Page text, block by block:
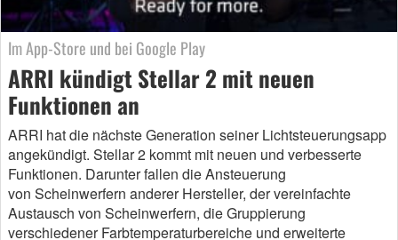
Im App-Store und bei Google Play
ARRI kündigt Stellar 2 mit neuen
Funktionen an
ARRI hat die nächste Generation seiner Lichtsteuerungsapp
angekündigt. Stellar 2 kommt mit neuen und verbesserte
Funktionen. Darunter fallen die Ansteuerung
von Scheinwerfern anderer Hersteller, der vereinfachte
Austausch von Scheinwerfern, die Gruppierung
verschiedener Farbtemperaturbereiche und erweiterte